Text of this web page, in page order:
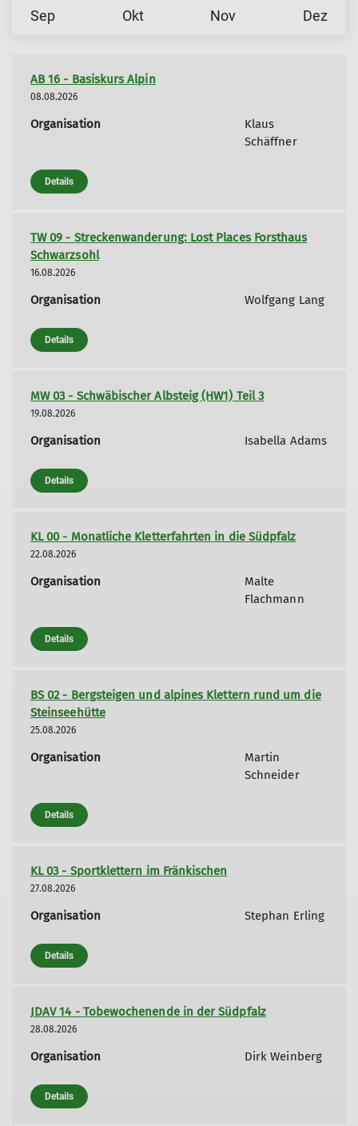
Sep Okt Nov Dez
AB 16 - Basiskurs Alpin
08.08.2026
Organisation
Klaus
Schäffner
Details
TW 09 - Streckenwanderung: Lost Places Forsthaus
Schwarzsohl
16.08.2026
Organisation Wolfgang Lang
Details
MW 03 - Schwäbischer Albsteig (HW1) Teil 3
19.08.2026
Organisation Isabella Adams
Details
KL 00 - Monatliche Kletterfahrten in die Südpfalz
22.08.2026
Organisation
Malte
Flachmann
Details
BS 02 - Bergsteigen und alpines Klettern rund um die
Steinseehütte
25.08.2026
Organisation
Martin
Schneider
Details
KL 03 - Sportklettern im Fränkischen
27.08.2026
Organisation Stephan Erling
Details
JDAV 14 - Tobewochenende in der Südpfalz
28.08.2026
Organisation Dirk Weinberg
Details